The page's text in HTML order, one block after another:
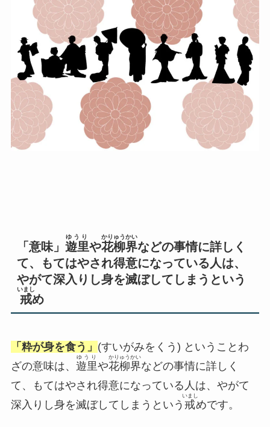
「意味」 遊里
ゆうり
や花柳界
かりゅうかい
などの事情に詳しく
て、もてはやされ得意になっている人は、
やがて深入りし身を滅ぼしてしまうという
戒
いまし
め
「粋が身を食う」 (すいがみをくう) ということわ
ざの意味は、 遊里
ゆうり
や花柳界
かりゅうかい
などの事情に詳しく
て、もてはやされ得意になっている人は、やがて
深入りし身を滅ぼしてしまうという 戒
いまし
めです。